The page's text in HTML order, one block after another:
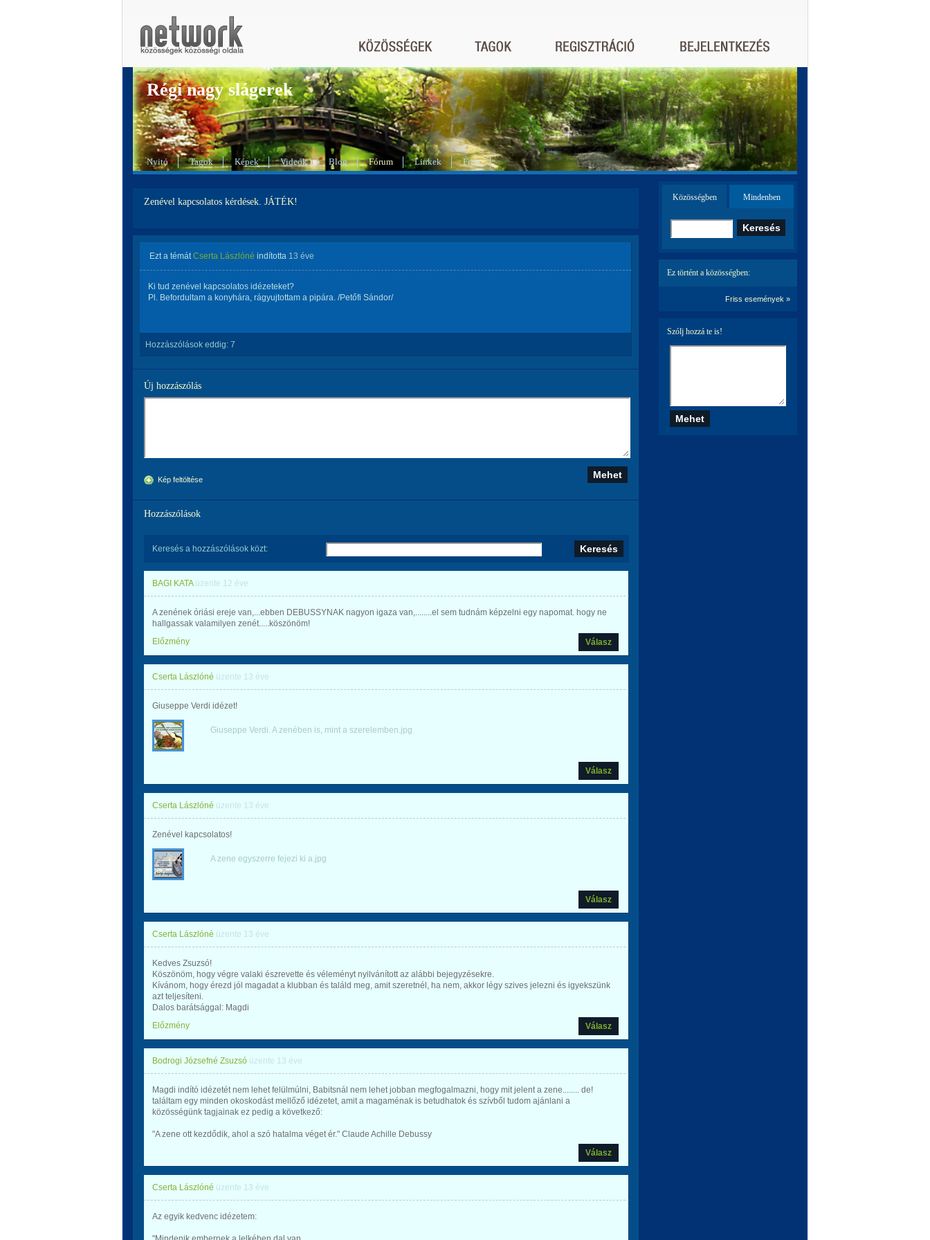
Régi nagy slágerek
Nyitó Tagok Képek Videók Blog Fórum Linkek Friss
Zenével kapcsolatos kérdések. JÁTÉK!
Ezt a témátCserta Lászlóné indította 13 éve
Ki tud zenével kapcsolatos idézeteket?
Pl. Befordultam a konyhára, rágyujtottam a pipára. /Petőfi Sándor/
Hozzászólások eddig: 7
Új hozzászólás
Kép feltöltése
Hozzászólások
Keresés a hozzászólások közt:
BAGI KATAüzente 12 éve
A zenének óriási ereje van,...ebben DEBUSSYNAK nagyon igaza van,........el sem tudnám képzelni egy napomat. hogy ne
hallgassak valamilyen zenét.....köszönöm!
Előzmény
Válasz
Cserta Lászlóné üzente 13 éve
Giuseppe Verdi idézet!
Giuseppe Verdi. A zenében is, mint a szerelemben.jpg
Válasz
Cserta Lászlóné üzente 13 éve
Zenével kapcsolatos!
A zene egyszerre fejezi ki a.jpg
Válasz
Cserta Lászlóné üzente 13 éve
Kedves Zsuzsó!
Köszönöm, hogy végre valaki észrevette és véleményt nyilvánított az alábbi bejegyzésekre.
Kívánom, hogy érezd jól magadat a klubban és találd meg, amit szeretnél, ha nem, akkor légy szives jelezni és igyekszünk
azt teljesíteni.
Dalos barátsággal: Magdi
Előzmény
Válasz
Bodrogi Józsefné Zsuzsó üzente 13 éve
Magdi indító idézetét nem lehet felülmúlni, Babitsnál nem lehet jobban megfogalmazni, hogy mit jelent a zene........ de!
találtam egy minden okoskodást mellőző idézetet, amit a magaménak is betudhatok és szívből tudom ajánlani a
közösségünk tagjainak ez pedig a következő:
"A zene ott kezdődik, ahol a szó hatalma véget ér." Claude Achille Debussy
Válasz
Cserta Lászlóné üzente 13 éve
Az egyik kedvenc idézetem:
Közösségben Mindenben
Ez történt a közösségben:
Friss események »
Szólj hozzá te is!